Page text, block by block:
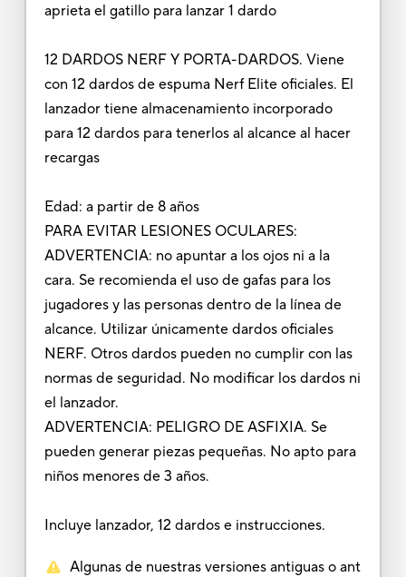
aprieta el gatillo para lanzar 1 dardo
12 DARDOS NERF Y PORTA-DARDOS. Viene
con 12 dardos de espuma Nerf Elite oficiales. El
lanzador tiene almacenamiento incorporado
para 12 dardos para tenerlos al alcance al hacer
recargas
Edad: a partir de 8 años
PARA EVITAR LESIONES OCULARES:
ADVERTENCIA: no apuntar a los ojos ni a la
cara. Se recomienda el uso de gafas para los
jugadores y las personas dentro de la línea de
alcance. Utilizar únicamente dardos oficiales
NERF. Otros dardos pueden no cumplir con las
normas de seguridad. No modificar los dardos ni
el lanzador.
ADVERTENCIA: PELIGRO DE ASFIXIA. Se
pueden generar piezas pequeñas. No apto para
niños menores de 3 años.
Incluye lanzador, 12 dardos e instrucciones.
Algunas de nuestras versiones antiguas o ant